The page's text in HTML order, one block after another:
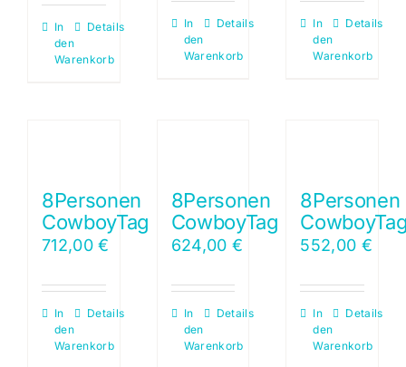
In
den
Warenkorb
Details
In
den
Warenkorb
Details
In
den
Warenkorb
Details
8Personen
CowboyTag
712,00€
In
den
Warenkorb
Details
8Personen
CowboyTag
624,00 €
In
den
Warenkorb
Details
8Personen
552,00 €
In
den
Warenkorb
Details